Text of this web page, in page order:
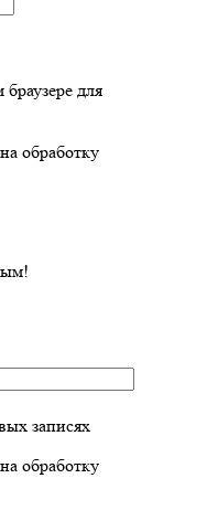
для
обработку
записях
обработку